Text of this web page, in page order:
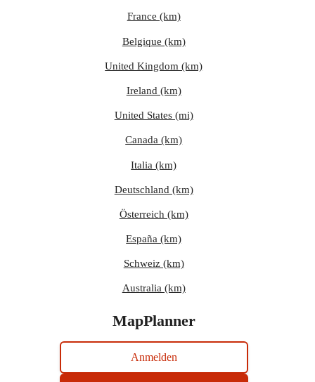
France (km)
Belgique (km)
United Kingdom (km)
Ireland (km)
United States (mi)
Canada (km)
Italia (km)
Deutschland (km)
Österreich (km)
España (km)
Schweiz (km)
Australia (km)
MapPlanner
Anmelden